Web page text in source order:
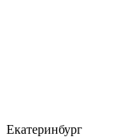
Екатеринбург